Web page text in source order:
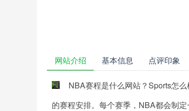
网站介绍 基本信息 点评印象
NBA赛程是什么网站？Sports怎
的赛程安排。每个赛季，NBA都会制